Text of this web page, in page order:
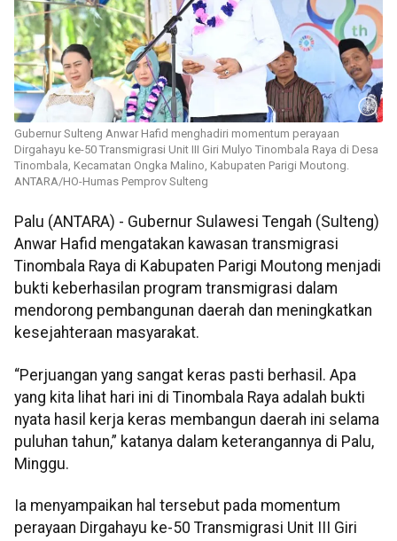
Gubernur Sulteng Anwar Hafid menghadiri momentum perayaan
Dirgahayu ke-50 Transmigrasi Unit III Giri Mulyo Tinombala Raya di Desa
Tinombala, Kecamatan Ongka Malino, Kabupaten Parigi Moutong.
ANTARA/HO-Humas Pemprov Sulteng
Palu (ANTARA) - Gubernur Sulawesi Tengah (Sulteng)
Anwar Hafid mengatakan kawasan transmigrasi
Tinombala Raya di Kabupaten Parigi Moutong menjadi
bukti keberhasilan program transmigrasi dalam
mendorong pembangunan daerah dan meningkatkan
kesejahteraan masyarakat.
“Perjuangan yang sangat keras pasti berhasil. Apa
yang kita lihat hari ini di Tinombala Raya adalah bukti
nyata hasil kerja keras membangun daerah ini selama
puluhan tahun,” katanya dalam keterangannya di Palu,
Minggu.
Ia menyampaikan hal tersebut pada momentum
perayaan Dirgahayu ke-50 Transmigrasi Unit III Giri